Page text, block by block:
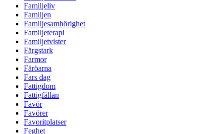
Familjeliv
Familjen
Familjesamhörighet
Familjeterapi
Familjetvister
Färgstark
Farmor
Färöarna
Fars dag
Fattigdom
Fattigfällan
Favör
Favörer
Favoritplatser
Feghet